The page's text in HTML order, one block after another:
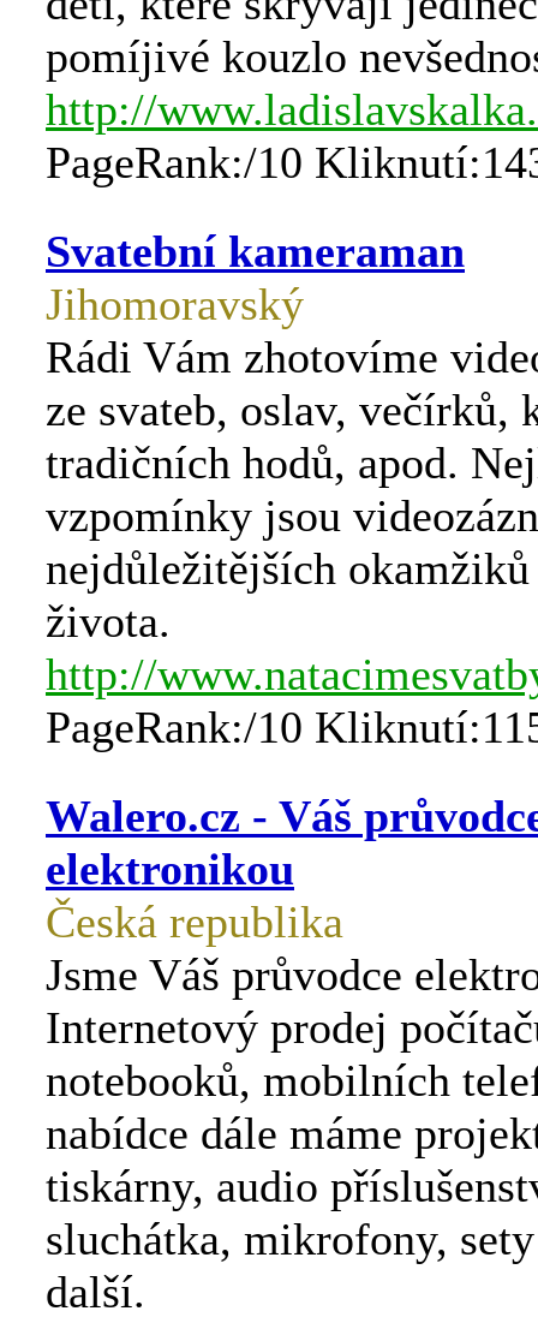
pomíjivé kouzlo
http://
PageRank:/10
Svatební kameraman
Jihomoravský
Rádi Vám zhotovíme
ze svateb, oslav, večírků,
tradičních hodů, apod.
vzpomínky jsou
nejdůležitějších okamžiků
života.
http://
PageRank:/10
Walero.cz - Váš
elektronikou
Česká republika
Jsme Váš průvodce
Internetový prodej
notebooků, mobilních
nabídce dále máme
tiskárny, audio
sluchátka, mikrofony,
další.